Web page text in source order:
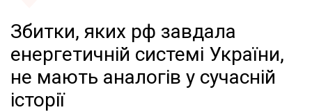
Збитки, яких рф завдала
енергетичній системі України,
не мають аналогів у сучасній
історії